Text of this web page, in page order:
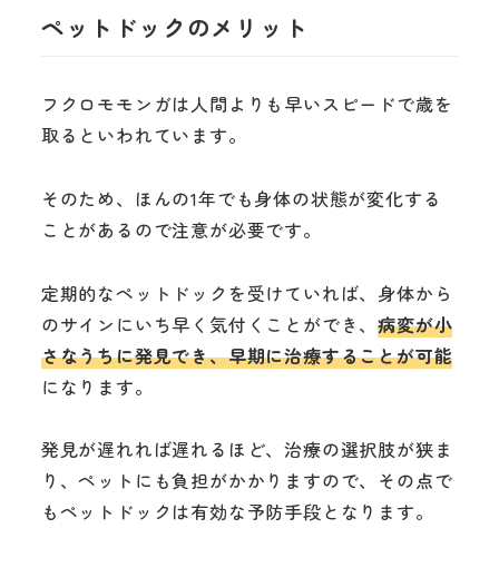
ペットドックのメリット
フクロモモンガは人間よりも早いスピードで歳を
取るといわれています。
そのため、ほんの1年でも身体の状態が変化する
ことがあるので注意が必要です。
定期的なペットドックを受けていれば、身体から
のサインにいち早く気付くことができ、病変が小
さなうちに発見でき、早期に治療することが可能
になります。
発見が遅れれば遅れるほど、治療の選択肢が狭ま
り、ペットにも負担がかかりますので、その点で
もペットドックは有効な予防手段となります。